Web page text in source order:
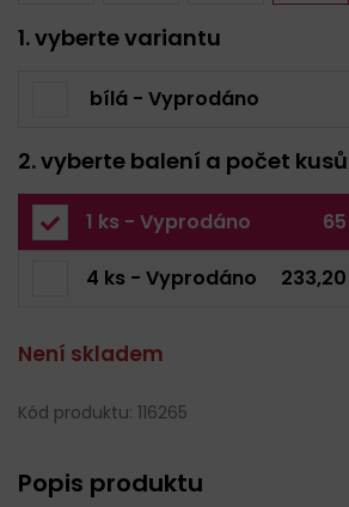
1. vyberte variantu
bílá - Vyprodáno
2. vyberte balení a počet kusů
1 ks - Vyprodáno
4 ks - Vyprodáno
Není skladem
Kód produktu: 116265
Popis produktu